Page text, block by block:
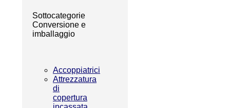
Sottocategorie
Conversione e
imballaggio
Accoppiatrici
Attrezzatura
di
copertura